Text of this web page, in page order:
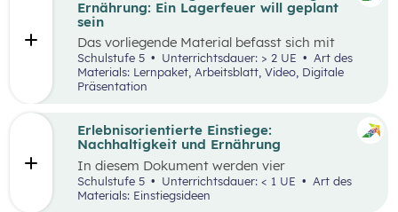
zwischenmenschliche Kompetenzen zu stärken
und sogenannte 21
stCentury Skills zu schulen.
Ernährung: Ein Lagerfeuer will geplant
sein
Das vorliegende Material befasst sich mit
Kaufentscheidungen, der Herkunft von
Lebensmitteln, dem Bewusstsein für eine
nachhaltige Ernährung sowie mit dem Umgang
sein“aufgebaut. Mit zusätzlich bereitgestellten
Materialien können die im Video
angesprochenen Themenbereiche erarbeitet
werden.
Schulstufe 5 Unterrichtsdauer: > 2 UE
Art des
Materials: Lernpaket, Arbeitsblatt, Video, Digitale
Präsentation
Erlebnisorientierte Einstiege:
Nachhaltigkeit und Ernährung
In diesem Dokument werden vier
Einstiegsideen für denKompetenzbereich
„Leben und Wirtschaften im Hinblick auf
nachhaltige Ernährung“ präsentiert. Es handelt
Schulstufe 5 Unterrichtsdauer: < 1 UE
Materials: Einstiegsideen